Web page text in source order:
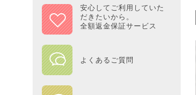
安心してご利用していた
だきたいから。
全額返金保証サービス
よくあるご質問